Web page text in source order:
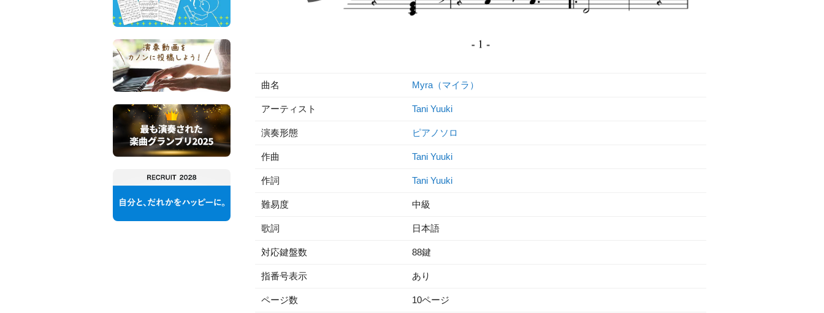
曲名 Myra（マイラ）
アーティスト Tani Yuuki
演奏形態 ピアノソロ
作曲 Tani Yuuki
作詞 Tani Yuuki
難易度 中級
歌詞 日本語
対応鍵盤数 88鍵
指番号表示 あり
ページ数 10ページ